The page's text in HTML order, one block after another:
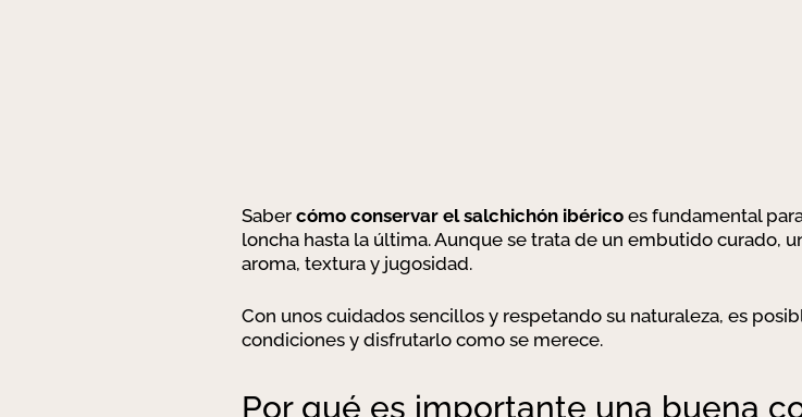
Saber cómo conservar el salchichón ibérico es fundamental
loncha hasta la última. Aunque se trata de un embutido curado,
aroma, textura y jugosidad.
Con unos cuidados sencillos y respetando su naturaleza, es
condiciones y disfrutarlo como se merece.
Por qué es importante una buena